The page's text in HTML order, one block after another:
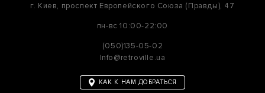
г. Киев, проспект Европейского Союза (Правды), 47
пн-вс 10:00-22:00
(050)135-05-02
Info@retroville.ua
КАК К НАМ ДОБРАТЬСЯ